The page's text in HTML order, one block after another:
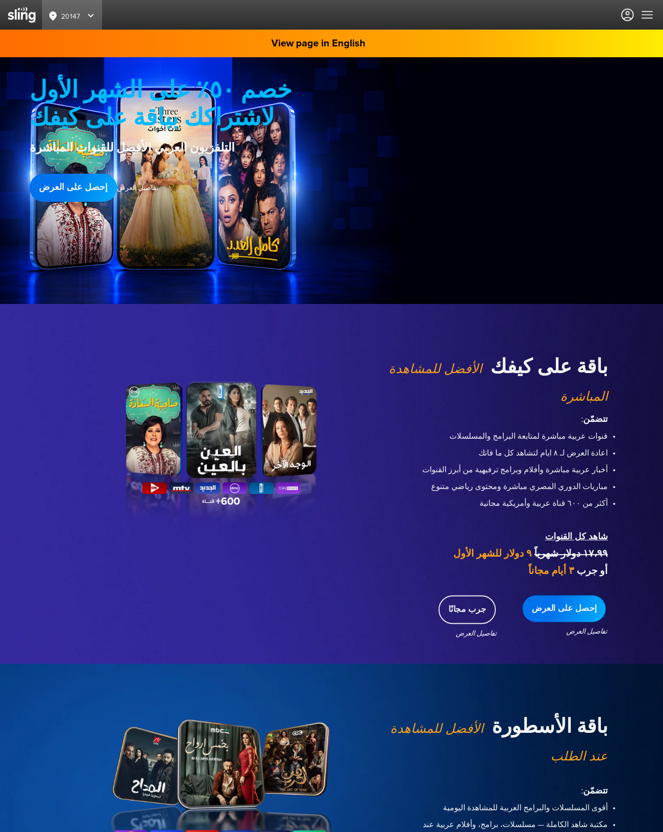
20147
View page in English
خصم ٥٠٪ على الشهر الأول
لاشتراكك بباقة على كيفك
التلفزيون العربي الأفضل للقنوات المباشرة
إحصل على العرض تفاصيل العرض
باقة على كيفك الأفضل للمشاهدة
المباشرة
تتضمّن:
قنوات عربية مباشرة لمتابعة البرامج والمسلسلات
اعادة العرض لـ ٨ ايام لتشاهد كل ما فاتك
أخبار عربية مباشرة وأفلام وبرامج ترفيهية من أبرز القنوات
مباريات الدوري المصري مباشرة ومحتوى رياضي متنوع
أكثر من ٦٠٠ قناة عربية وأمريكية مجانية
شاهد كل القنوات
١٧،٩٩ دولار شهرياً
أو جرب ٣ أيام مجاناً
جرب مجانًا
تفاصيل العرض
إحصل على العرض
تفاصيل العرض
باقة الأسطورة الأفضل للمشاهدة
عند الطلب
تتضمّن:
أقوى المسلسلات والبرامج العربية للمشاهدة اليومية
مكتبة شاهد الكاملة — مسلسلات، برامج، وأفلام عربية عند